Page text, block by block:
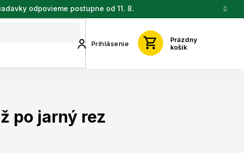
odpovieme postupne od 11. 8.
Prihlásenie
Prázdny
košík
po jarný rez